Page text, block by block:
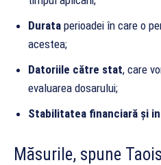
Durata perioadei în care o
acestea;
Datoriile către stat, care
evaluarea dosarului;
Stabilitatea financiară și
Măsurile, spune